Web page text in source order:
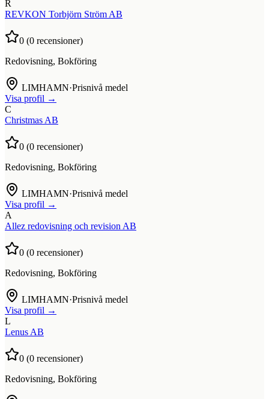
R
REVKON Torbjörn Ström AB
0 (0 recensioner)
Redovisning, Bokföring
LIMHAMN·Prisnivå medel
Visa profil →
C
Christmas AB
0 (0 recensioner)
Redovisning, Bokföring
LIMHAMN·Prisnivå medel
Visa profil →
A
Allez redovisning och revision AB
0 (0 recensioner)
Redovisning, Bokföring
LIMHAMN·Prisnivå medel
Visa profil →
L
Lenus AB
0 (0 recensioner)
Redovisning, Bokföring